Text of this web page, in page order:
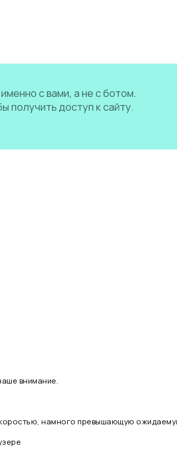
с вами, а не с ботом.
получить доступ к сайту.
внимание.
намного превышающую